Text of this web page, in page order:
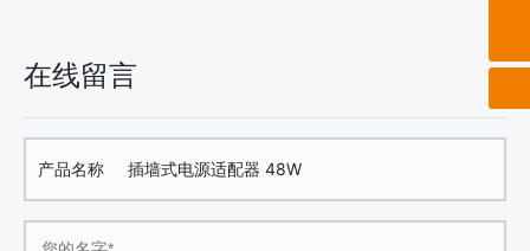
在线留言
产品名称 插墙式电源适配器 48W